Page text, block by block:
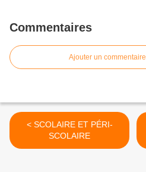
Commentaires
Ajouter un commentaire
< SCOLAIRE ET PÉRI-
SCOLAIRE